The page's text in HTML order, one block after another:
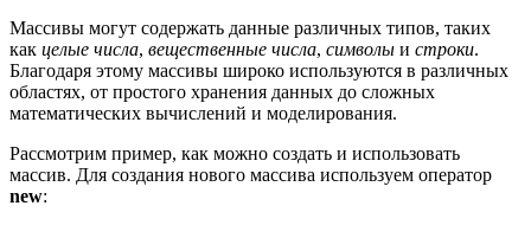
Массивы могут содержать данные различных типов, таких
как целые числа, вещественные числа, символы и строки.
Благодаря этому массивы широко используются в различных
областях, от простого хранения данных до сложных
математических вычислений и моделирования.
Рассмотрим пример, как можно создать и использовать
массив. Для создания нового массива используем оператор
new: